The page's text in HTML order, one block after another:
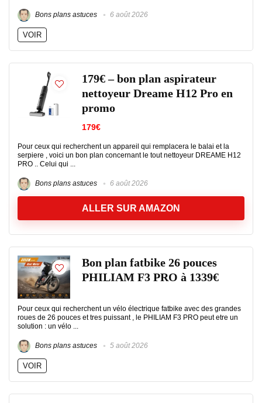
Bons plans astuces 6 août 2026
VOIR
179€ – bon plan aspirateur
nettoyeur Dreame H12 Pro en
promo
179€
Pour ceux qui recherchent un appareil qui remplacera le balai et la
serpiere , voici un bon plan concernant le tout nettoyeur DREAME H12
PRO .. Celui qui ...
Bons plans astuces 6 août 2026
ALLER SUR AMAZON
Bon plan fatbike 26 pouces
PHILIAM F3 PRO à 1339€
Pour ceux qui recherchent un vélo électrique fatbike avec des grandes
roues de 26 pouces et tres puissant , le PHILIAM F3 PRO peut etre un
solution : un vélo ...
Bons plans astuces 5 août 2026
VOIR